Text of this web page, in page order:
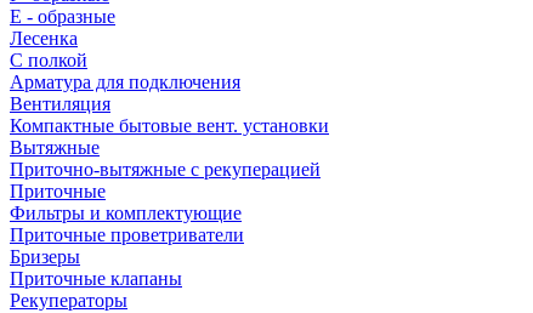
E - образные
Лесенка
С полкой
Арматура для подключения
Вентиляция
Компактные бытовые вент. установки
Вытяжные
Приточно-вытяжные с рекуперацией
Приточные
Фильтры и комплектующие
Приточные проветриватели
Бризеры
Приточные клапаны
Рекуператоры